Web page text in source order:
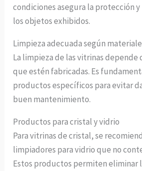
condiciones asegura la protección
los objetos exhibidos.
Limpieza adecuada según
La limpieza de las vitrinas
que estén fabricadas. Es
productos específicos para evitar
buen mantenimiento.
Productos para cristal y vidrio
Para vitrinas de cristal, se
limpiadores para vidrio que no
Estos productos permiten eliminar